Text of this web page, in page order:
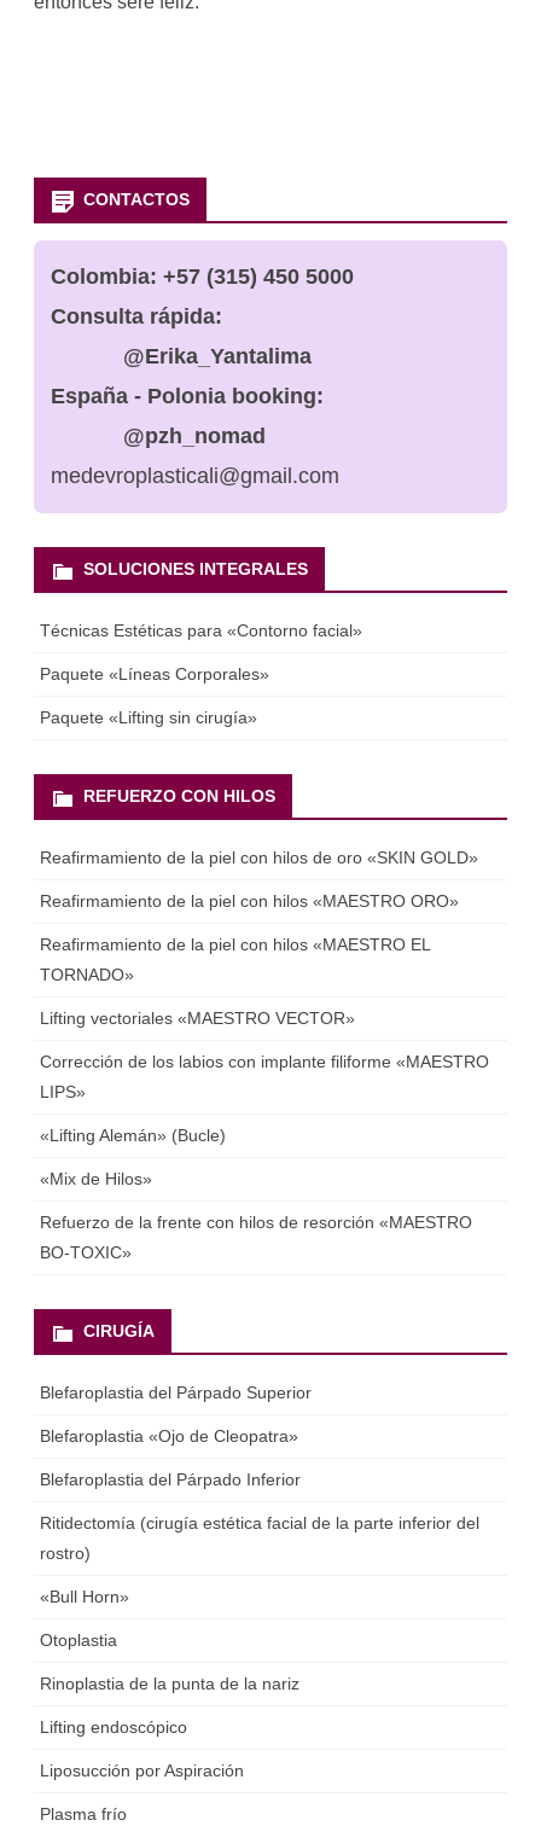
CONTACTOS
Colombia: +57 (315) 450 5000
Consulta rápida:
@Erika_Yantalima
España - Polonia booking:
@pzh_nomad
medevroplasticali@gmail.com
SOLUCIONES INTEGRALES
Técnicas Estéticas para «Contorno facial»
Paquete «Líneas Corporales»
Paquete «Lifting sin cirugía»
REFUERZO CON HILOS
Reafirmamiento de la piel con hilos de oro «SKIN GOLD»
Reafirmamiento de la piel con hilos «MAESTRO ORO»
Reafirmamiento de la piel con hilos «MAESTRO EL
TORNADO»
Lifting vectoriales «MAESTRO VECTOR»
Corrección de los labios con implante filiforme «MAESTRO
LIPS»
«Lifting Alemán» (Bucle)
«Mix de Hilos»
Refuerzo de la frente con hilos de resorción «MAESTRO
BO-TOXIC»
CIRUGÍA
Blefaroplastia del Párpado Superior
Blefaroplastia «Ojo de Cleopatra»
Blefaroplastia del Párpado Inferior
Ritidectomía (cirugía estética facial de la parte inferior del
rostro)
«Bull Horn»
Otoplastia
Rinoplastia de la punta de la nariz
Lifting endoscópico
Liposucción por Aspiración
Plasma frío